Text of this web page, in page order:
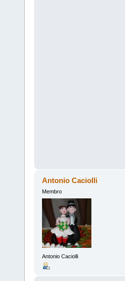
Antonio Caciolli
Membro
Antonio Caciolli